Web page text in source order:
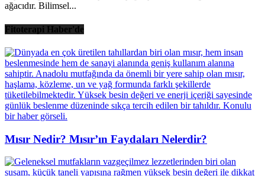
ağacıdır. Bilimsel...
Fitoterapi Haber'de
Mısır Nedir? Mısır’ın Faydaları Nelerdir?